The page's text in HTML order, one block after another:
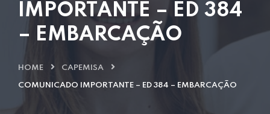
IMPORTANTE – ED 384
– EMBARCAÇÃO
HOME CAPEMISA
COMUNICADO IMPORTANTE – ED 384 – EMBARCAÇÃO